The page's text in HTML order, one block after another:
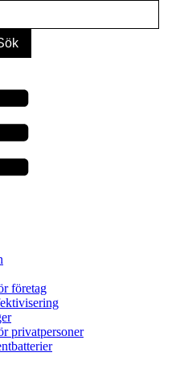
företag
privatpersoner